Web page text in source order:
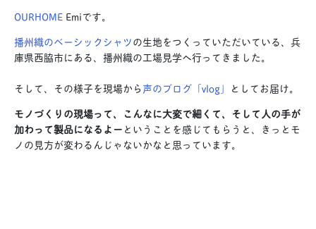
OURHOME Emiです。
播州織のベーシックシャツの生地をつくっていただいている、兵
庫県西脇市にある、播州織の工場見学へ行ってきました。
そして、その様子を現場から声のブログ「vlog」 としてお届け。
モノづくりの現場って、こんなに大変で細くて、そして人の手が
加わって製品になるよーということを感じてもらうと、きっとモ
ノの見方が変わるんじゃないかなと思っています。